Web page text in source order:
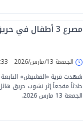
مصرع 3 أطفال في حريق مروع بمنزل بالقليوبية
الجمعة 13/مارس/2026 - 05:33 م
شهدت قرية «القشيش» التابعة
حادثاً مفجعاً إثر نشوب حريق
الجمعة 13 مارس 2026.